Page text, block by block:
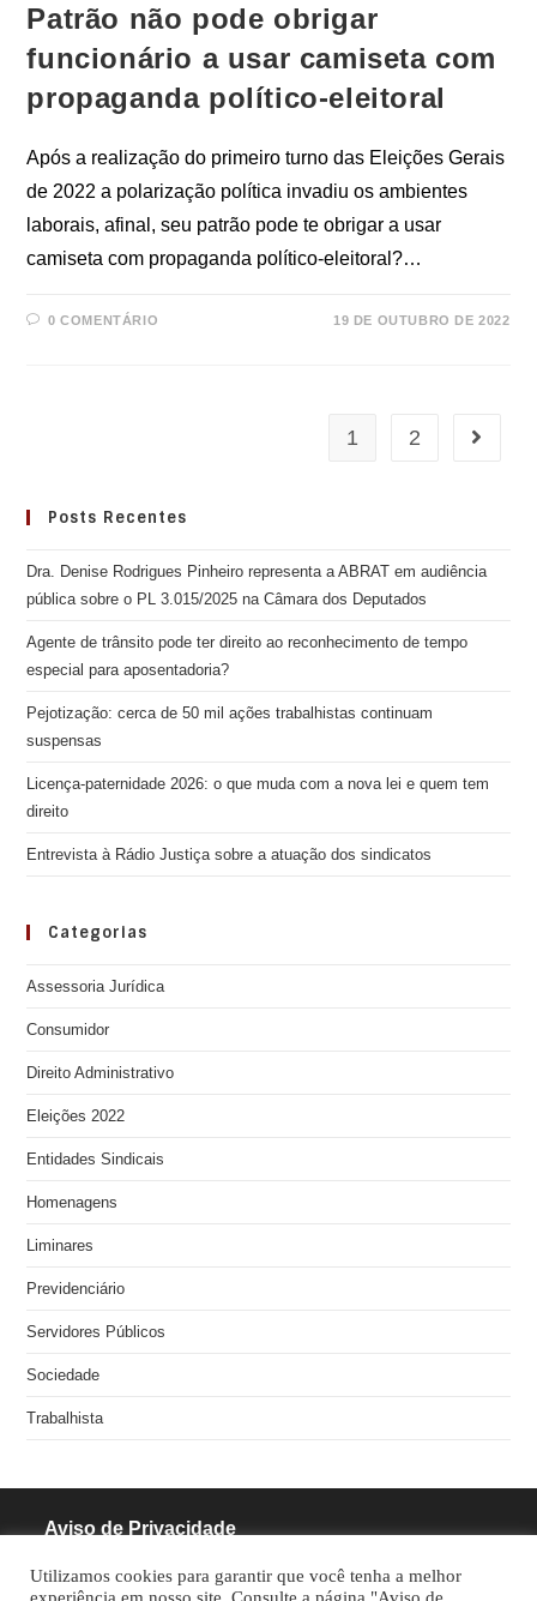
Patrão não pode obrigar
funcionário a usar camiseta com
propaganda político-eleitoral
Após a realização do primeiro turno das Eleições Gerais
de 2022 a polarização política invadiu os ambientes
laborais, afinal, seu patrão pode te obrigar a usar
camiseta com propaganda político-eleitoral?…
0 COMENTÁRIO 19 DE OUTUBRO DE 2022
1 2 Ir para
Posts Recentes
Dra. Denise Rodrigues Pinheiro representa a ABRAT em audiência
pública sobre o PL 3.015/2025 na Câmara dos Deputados
Agente de trânsito pode ter direito ao reconhecimento de tempo
especial para aposentadoria?
Pejotização: cerca de 50 mil ações trabalhistas continuam
suspensas
Licença-paternidade 2026: o que muda com a nova lei e quem tem
direito
Entrevista à Rádio Justiça sobre a atuação dos sindicatos
Categorias
Assessoria Jurídica
Consumidor
Direito Administrativo
Eleições 2022
Entidades Sindicais
Homenagens
Liminares
Previdenciário
Servidores Públicos
Sociedade
Trabalhista
Aviso de Privacidade
RODRIGUES PINHEIRO ADVOCACIA S/S
Utilizamos cookies para garantir que você tenha a melhor